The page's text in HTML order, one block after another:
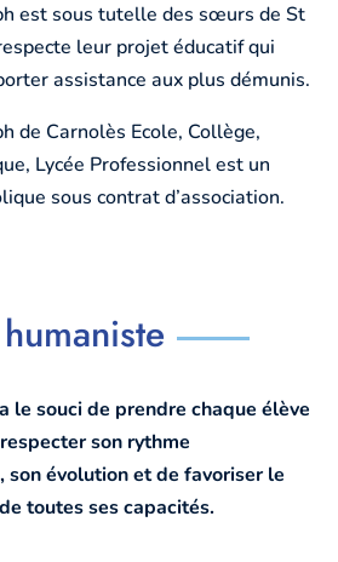
est sous tutelle des sœurs de St
leur projet éducatif qui
assistance aux plus démunis.
de Carnolès Ecole, Collège,
Lycée Professionnel est un
sous contrat d’association.
le souci de prendre chaque élève
son rythme
son évolution et de favoriser le
toutes ses capacités.